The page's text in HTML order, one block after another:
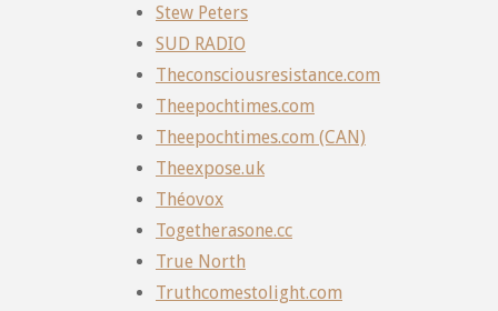
Stew Peters
SUD RADIO
Theconsciousresistance.com
Theepochtimes.com
Theepochtimes.com (CAN)
Theexpose.uk
Théovox
Togetherasone.cc
True North
Truthcomestolight.com